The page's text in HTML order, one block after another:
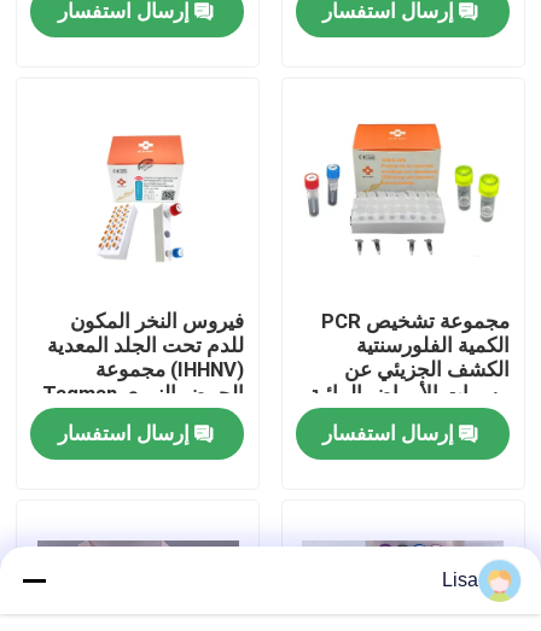
منتجات
عرض الواقع الافتراضي
معلومات عنا
جولة في المعمل
مراقبة الجودة
اتصل بنا
أخبار
حالات
إرسال استفسار إرسال استفسار
مجموعة تشخيص PCR
الكمية الفلورسنتية
الكشف الجزيئي عن
مسببات الأمراض المائية
48 اختبار/مجموعة
تشخيصإرسال استفسار
فيروس النخر المكون
للدم تحت الجلد المعدية
(IHHNV) مجموعة
الحمض النووي Taqman
QPCR
إرسال استفسار
Lisa